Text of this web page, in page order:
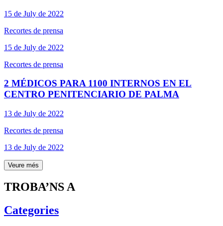
15 de July de 2022
Recortes de prensa
15 de July de 2022
Recortes de prensa
2 MÉDICOS PARA 1100 INTERNOS EN EL
CENTRO PENITENCIARIO DE PALMA
13 de July de 2022
Recortes de prensa
13 de July de 2022
Veure més
TROBA’NS A
Categories